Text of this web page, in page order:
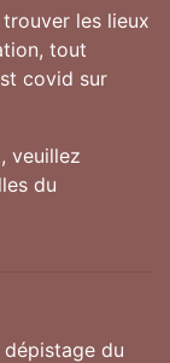
les lieux
tout
covid sur
veuillez
du
du